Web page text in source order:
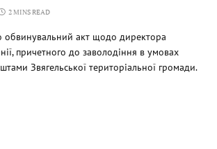
2 MINS READ
обвинувальний акт щодо директора
причетного до заволодіння в умовах
Звягельської територіальної громади.